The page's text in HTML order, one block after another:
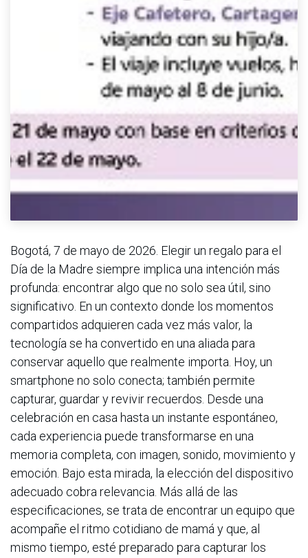
Bogotá, 7 de mayo de 2026. Elegir un regalo para el
Día de la Madre siempre implica una intención más
profunda: encontrar algo que no solo sea útil, sino
significativo. En un contexto donde los momentos
compartidos adquieren cada vez más valor, la
tecnología se ha convertido en una aliada para
conservar aquello que realmente importa. Hoy, un
smartphone no solo conecta; también permite
capturar, guardar y revivir recuerdos. Desde una
celebración en casa hasta un instante espontáneo,
cada experiencia puede transformarse en una
memoria completa, con imagen, sonido, movimiento y
emoción. Bajo esta mirada, la elección del dispositivo
adecuado cobra relevancia. Más allá de las
especificaciones, se trata de encontrar un equipo que
acompañe el ritmo cotidiano de mamá y que, al
mismo tiempo, esté preparado para capturar los